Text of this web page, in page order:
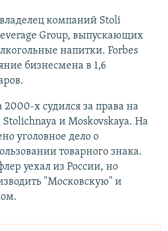
компаний Stoli
Group, выпускающих
напитки. Forbes
бизнесмена в 1,6
х судился за права на
и Moskovskaya. На
уголовное дело о
товарного знака.
уехал из России, но
"Московскую" и